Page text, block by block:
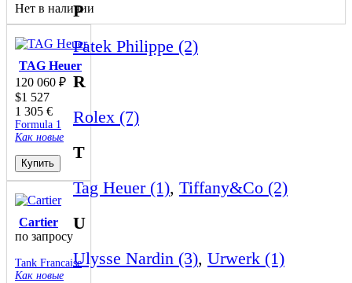
P
Patek Philippe (2)
R
Rolex (7)
T
Tag Heuer (1), Tiffany&Co (2)
U
Ulysse Nardin (3), Urwerk (1)
Нет в наличии
TAG Heuer
120 060 ₽
$1 527
1 305 €
Formula 1
Как новые
Купить
Cartier
по запросу
Tank Francaise
Как новые